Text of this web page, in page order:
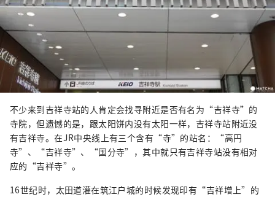
不少来到吉祥寺站的人肯定会找寻附近是否有名为“吉祥寺”的
寺院，但遗憾的是，跟太阳饼内没有太阳一样，吉祥寺站附近没
有吉祥寺。在JR中央线上有三个含有“寺”的站名：“高円
寺”、“吉祥寺”、“国分寺”，其中就只有吉祥寺站没有相对
应的“吉祥寺”。
16世纪时，太田道灌在筑江户城的时候发现印有“吉祥增上”的